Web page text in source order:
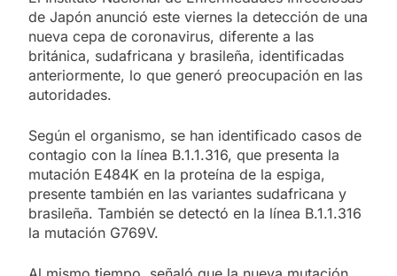
de Japón anunció este viernes la detección de una
nueva cepa de coronavirus, diferente a las
británica, sudafricana y brasileña, identificadas
anteriormente, lo que generó preocupación en las
autoridades.
Según el organismo, se han identificado casos de
contagio con la línea B.1.1.316, que presenta la
mutación E484K en la proteína de la espiga,
presente también en las variantes sudafricana y
brasileña. También se detectó en la línea B.1.1.316
la mutación G769V.